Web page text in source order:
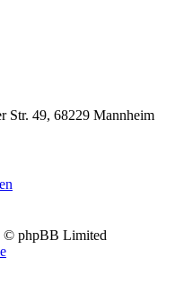
Str. 49, 68229 Mannheim
© phpBB Limited